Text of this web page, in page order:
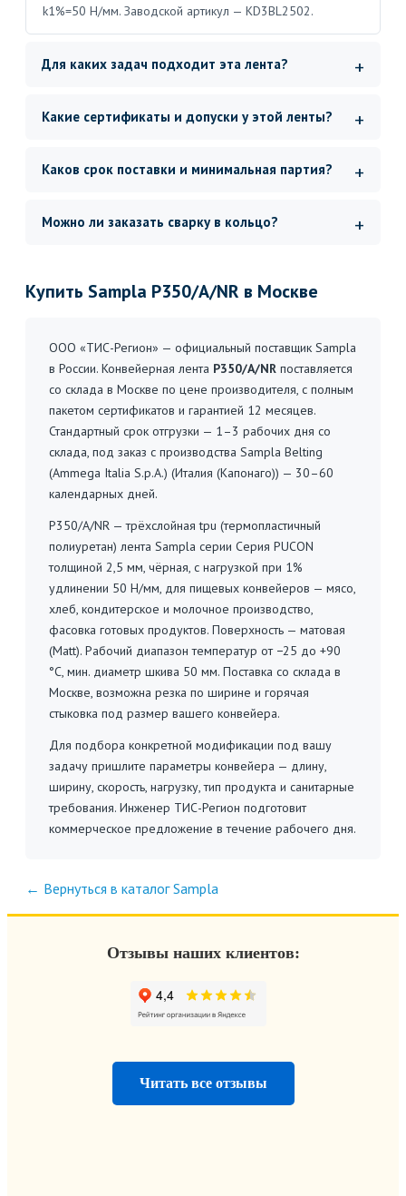
k1%=50 Н/мм. Заводской артикул — KD3BL2502.
Для каких задач подходит эта лента?
Какие сертификаты и допуски у этой ленты?
Каков срок поставки и минимальная партия?
Можно ли заказать сварку в кольцо?
Купить Sampla P350/A/NR в Москве
ООО «ТИС-Регион» — официальный поставщик Sampla
в России. Конвейерная лента P350/A/NR поставляется
со склада в Москве по цене производителя, с полным
пакетом сертификатов и гарантией 12 месяцев.
Стандартный срок отгрузки — 1–3 рабочих дня со
склада, под заказ с производства Sampla Belting
(Ammega Italia S.p.A.) (Италия (Капонаго)) — 30–60
календарных дней.
P350/A/NR — трёхслойная tpu (термопластичный
полиуретан) лента Sampla серии Серия PUCON
толщиной 2,5 мм, чёрная, с нагрузкой при 1%
удлинении 50 Н/мм, для пищевых конвейеров — мясо,
хлеб, кондитерское и молочное производство,
фасовка готовых продуктов. Поверхность — матовая
(Matt). Рабочий диапазон температур от −25 до +90
°C, мин. диаметр шкива 50 мм. Поставка со склада в
Москве, возможна резка по ширине и горячая
стыковка под размер вашего конвейера.
Для подбора конкретной модификации под вашу
задачу пришлите параметры конвейера — длину,
ширину, скорость, нагрузку, тип продукта и санитарные
требования. Инженер ТИС-Регион подготовит
коммерческое предложение в течение рабочего дня.
← Вернуться в каталог Sampla
Отзывы наших клиентов:
Читать все отзывы